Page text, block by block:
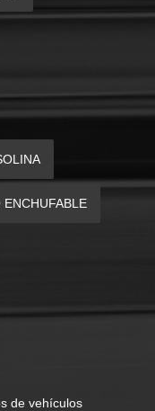
ENCHUFABLE
de vehículos